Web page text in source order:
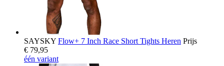
SAYSKY Flow+ 7 Inch Race Short Tights Heren Prijs
€ 79,95
één variant